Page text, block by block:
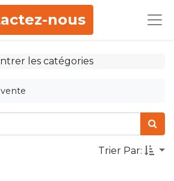
nous
les catégories
Trier Par: